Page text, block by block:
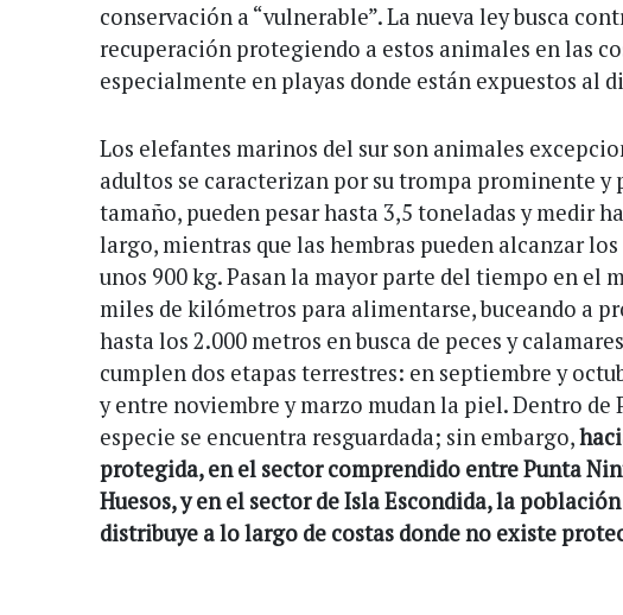
conservación a “vulnerable”. La nueva ley busca
recuperación protegiendo a estos animales en las
especialmente en playas donde están expuestos al
Los elefantes marinos del sur son animales
adultos se caracterizan por su trompa prominente y
tamaño, pueden pesar hasta 3,5 toneladas y medir
largo, mientras que las hembras pueden alcanzar
unos 900 kg. Pasan la mayor parte del tiempo en el
miles de kilómetros para alimentarse, buceando a
hasta los 2.000 metros en busca de peces y
cumplen dos etapas terrestres: en septiembre y
y entre noviembre y marzo mudan la piel. Dentro de
especie se encuentra resguardada; sin embargo,
protegida, en el sector comprendido entre Punta
Huesos, y en el sector de Isla Escondida, la
distribuye a lo largo de costas donde no existe